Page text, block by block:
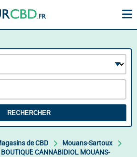
RECHERCHER
de CBD
Mouans-Sartoux
CANNABIDIOL MOUANS-